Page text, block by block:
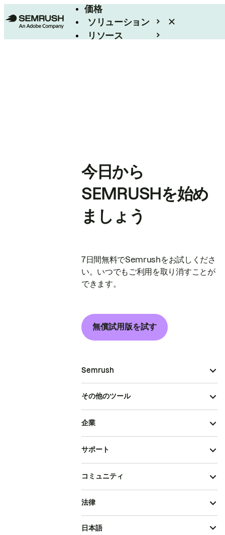
価格
ソリューション
リソース
今日から
SEMRUSHを始め
ましょう
7日間無料でSemrushをお試しくださ
い。いつでもご利用を取り消すことが
できます。
無償試用版を試す
Semrush
その他のツール
企業
サポート
コミュニティ
法律
日本語